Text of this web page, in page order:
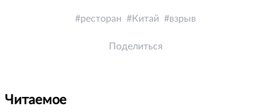
ресторан Китай взрыв
Поделиться
Читаемое